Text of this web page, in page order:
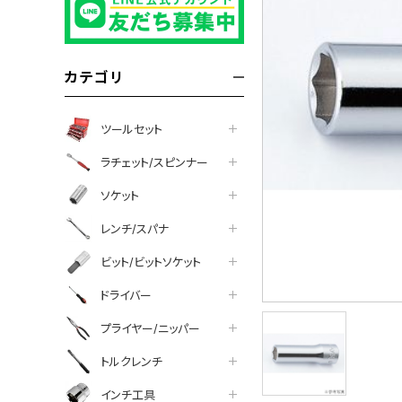
カテゴリ
ツールセット
ラチェット/スピンナー
ソケット
レンチ/スパナ
ビット/ビットソケット
ドライバー
プライヤー/ニッパー
トルクレンチ
インチ工具